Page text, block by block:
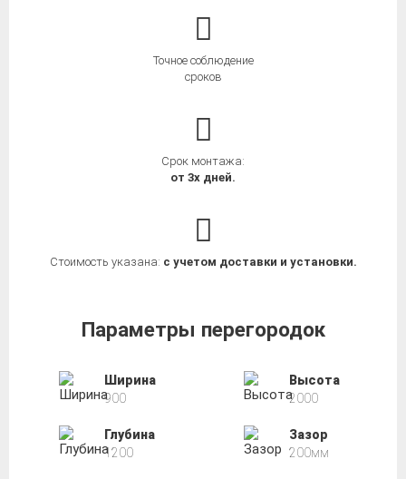
Точное соблюдение
сроков
Срок монтажа:
от 3х дней.
Стоимость указана: с учетом доставки и установки.
Параметры перегородок
Ширина
900
Высота
2000
Глубина
1200
Зазор
200мм